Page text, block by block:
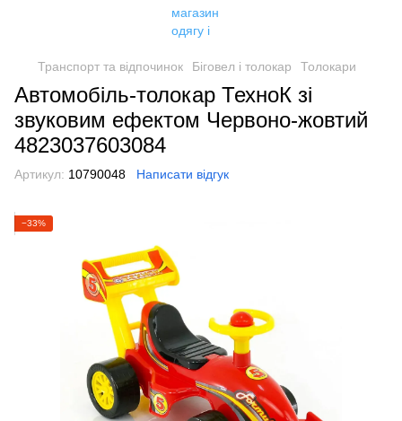
Транспорт та відпочинок Біговел і толокар Толокари
Автомобіль-толокар ТехноК зі
звуковим ефектом Червоно-жовтий
4823037603084
Артикул: 10790048 Написати відгук
−33%